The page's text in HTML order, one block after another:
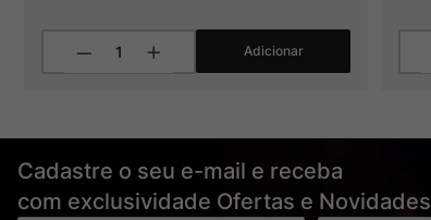
Adicionar
Cadastre o seu e-mail e receba
com exclusividade Ofertas e Novidades